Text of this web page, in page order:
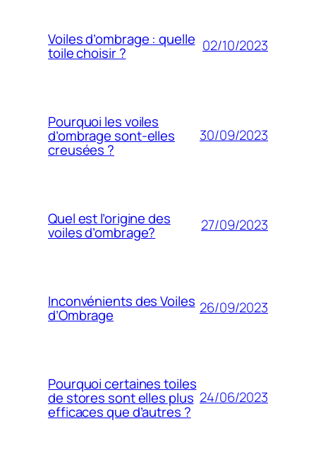
Voiles d’ombrage : quelle
toile choisir ? 02/10/2023
Pourquoi les voiles
d’ombrage sont-elles
creusées ?
30/09/2023
Quel est l’origine des
voiles d’ombrage? 27/09/2023
Inconvénients des Voiles
d’Ombrage 26/09/2023
Pourquoi certaines toiles
de stores sont elles plus
efficaces que d’autres ?
24/06/2023